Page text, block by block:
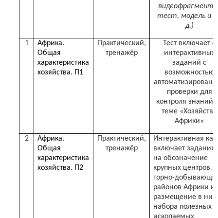
тест, модель и
д.)
1
Африка.
Общая
характеристика
хозяйства. П1
Практический,
тренажёр
Тест включает 6
интерактивных
заданий с
возможностью
проверки для
контроля знаний
теме «Хозяйство
Африки»
2
Африка.
Общая
характеристика
хозяйства. П2
Практический,
тренажёр
Интерактивная
включает задания
на обозначение
крупных центров
горно-
районов Африки и
размещение в них
набора полезных
ископаемых